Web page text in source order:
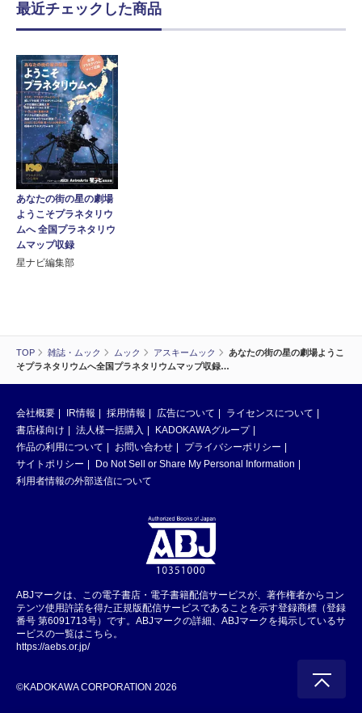
TOP 雑誌・ムック ムック アスキームック
あなたの街の星の劇場ようこ
そプラネタリウムへ全国プラネタリウムマップ収録…
最近チェックした商品
あなたの街の星の劇場
ようこそプラネタリウ
ムへ 全国プラネタリウ
ムマップ収録
星ナビ編集部
会社概要 IR情報 採用情報 広告について
ライセンスについて
書店様向け
法人様一括購入
KADOKAWAグループ
作品の利用について
お問い合わせ
プライバシーポリシー
サイトポリシー
Do Not Sell or Share My Personal Information
利用者情報の外部送信について
ABJマークは、この電子書店・電子書籍配信サービスが、著作権者からコン
テンツ使用許諾を得た正規版配信サービスであることを示す登録商標（登録
番号 第6091713号）です。ABJマークの詳細、ABJマークを掲示しているサ
ービスの一覧はこちら。
https://aebs.or.jp/
©KADOKAWA CORPORATION 2026